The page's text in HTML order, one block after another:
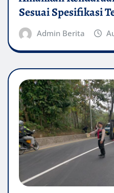
Sesuai Spesifikasi
Admin Berita